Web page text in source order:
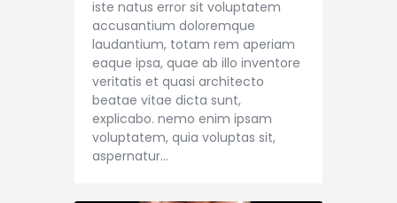
iste natus error sit voluptatem
accusantium doloremque
laudantium, totam rem aperiam
eaque ipsa, quae ab illo inventore
veritatis et quasi architecto
beatae vitae dicta sunt,
explicabo. nemo enim ipsam
voluptatem, quia voluptas sit,
aspernatur…